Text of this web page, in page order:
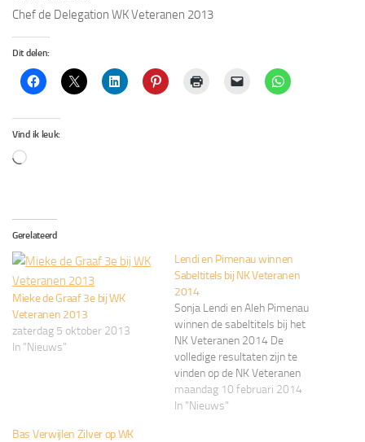
Chef de Delegation WK Veteranen 2013
Dit delen:
Vind ik leuk:
Aan
Gerelateerd
Mieke de Graaf 3e bij WK
Veteranen 2013
zaterdag 5 oktober 2013
In "Nieuws"
Lendi en Pimenau winnen
Sabeltitels bij NK Veteranen
2014
Sonja Lendi en Aleh Pimenau
winnen de sabeltitels bij het
NK Veteranen 2014 De
volledige resultaten zijn te
vinden op de NK Veteranen
2014 pagina KNAS
Wedstrijden
maandag 10 februari 2014
In "Nieuws"
Bas Verwijlen Zilver op WK